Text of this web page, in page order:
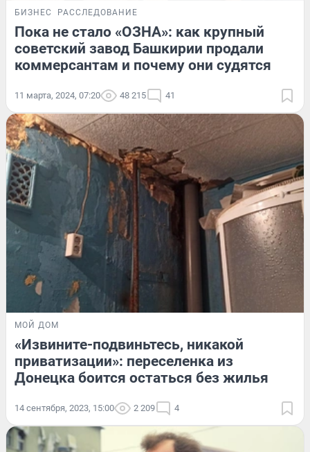
БИЗНЕС РАССЛЕДОВАНИЕ
Пока не стало «ОЗНА»: как крупный
советский завод Башкирии продали
коммерсантам и почему они судятся
11 марта, 2024, 07:20 48 215 41
МОЙ ДОМ
«Извините-подвиньтесь, никакой
приватизации»: переселенка из
Донецка боится остаться без жилья
14 сентября, 2023, 15:00 2 209 4